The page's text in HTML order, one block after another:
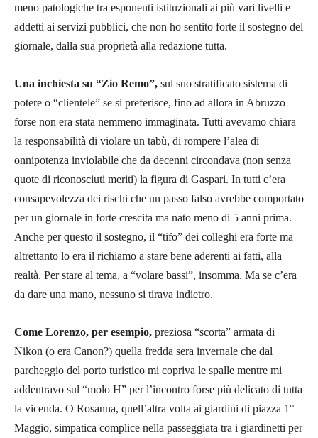
meno patologiche tra esponenti istituzionali ai più vari livelli e
addetti ai servizi pubblici, che non ho sentito forte il sostegno del
giornale, dalla sua proprietà alla redazione tutta.
Una inchiesta su “Zio Remo”, sul suo stratificato sistema di
potere o “clientele” se si preferisce, fino ad allora in Abruzzo
forse non era stata nemmeno immaginata. Tutti avevamo chiara
la responsabilità di violare un tabù, di rompere l’alea di
onnipotenza inviolabile che da decenni circondava (non senza
quote di riconosciuti meriti) la figura di Gaspari. In tutti c’era
consapevolezza dei rischi che un passo falso avrebbe comportato
per un giornale in forte crescita ma nato meno di 5 anni prima.
Anche per questo il sostegno, il “tifo” dei colleghi era forte ma
altrettanto lo era il richiamo a stare bene aderenti ai fatti, alla
realtà. Per stare al tema, a “volare bassi”, insomma. Ma se c’era
da dare una mano, nessuno si tirava indietro.
Come Lorenzo, per esempio, preziosa “scorta” armata di
Nikon (o era Canon?) quella fredda sera invernale che dal
parcheggio del porto turistico mi copriva le spalle mentre mi
addentravo sul “molo H” per l’incontro forse più delicato di tutta
la vicenda. O Rosanna, quell’altra volta ai giardini di piazza 1°
Maggio, simpatica complice nella passeggiata tra i giardinetti per